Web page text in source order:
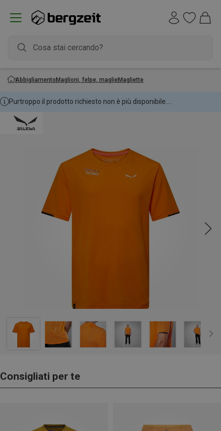
AbbigliamentoMaglioni, felpe, maglieMagliette
Purtroppo il prodotto richiesto non è più disponibile....
Consigliati per te